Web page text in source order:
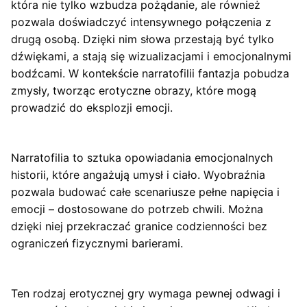
która nie tylko wzbudza pożądanie, ale również
pozwala doświadczyć intensywnego połączenia z
drugą osobą. Dzięki nim słowa przestają być tylko
dźwiękami, a stają się wizualizacjami i emocjonalnymi
bodźcami. W kontekście narratofilii fantazja pobudza
zmysły, tworząc erotyczne obrazy, które mogą
prowadzić do eksplozji emocji.
Narratofilia to sztuka opowiadania emocjonalnych
historii, które angażują umysł i ciało. Wyobraźnia
pozwala budować całe scenariusze pełne napięcia i
emocji – dostosowane do potrzeb chwili. Można
dzięki niej przekraczać granice codzienności bez
ograniczeń fizycznymi barierami.
Ten rodzaj erotycznej gry wymaga pewnej odwagi i